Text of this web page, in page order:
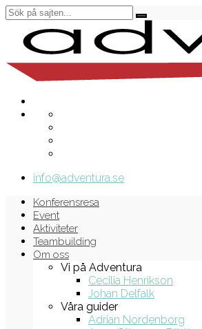
info@adventura.se
Konferensresa
Event
Aktiviteter
Teambuilding
Om oss
Vi på Adventura
Cecilia Henrikson
Johan Delfalk
Våra guider
Adrian Nordenborg